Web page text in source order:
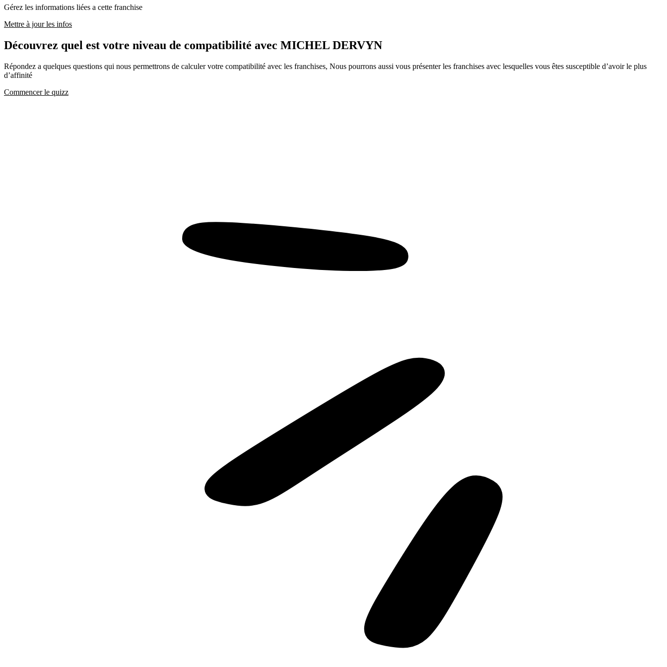
Gérez les informations liées a cette franchise
Mettre à jour les infos
Découvrez quel est votre niveau de compatibilité avec MICHEL DERVYN
Répondez a quelques questions qui nous permettrons de calculer votre compatibilité avec les franchises, Nous pourrons aussi vous présenter les franchises avec lesquelles vous êtes susceptible d’avoir le plus
d’affinité
Commencer le quizz